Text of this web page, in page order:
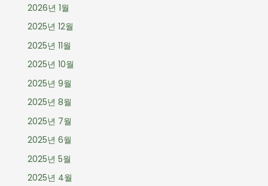
2026년 1월
2025년 12월
2025년 11월
2025년 10월
2025년 9월
2025년 8월
2025년 7월
2025년 6월
2025년 5월
2025년 4월